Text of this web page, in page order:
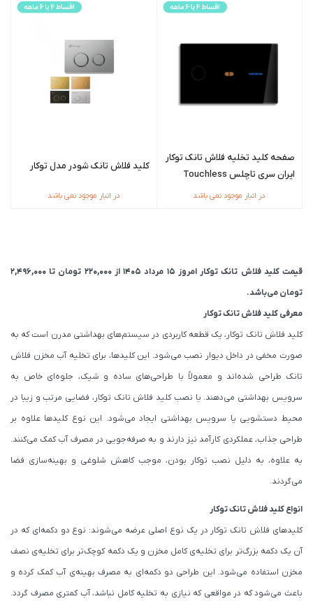
صفحه کلید تخلیه فلاش تانک توکار
ایران سری تاچلس Touchless
در انبار موجود نمی باشد
کلید فلاش تانک شودر مدل توکار
در انبار موجود نمی باشد
قیمت کلید فلاش تانک توکار امروز 15 مرداد 1405 از 220,000 تومان تا 2,496,000
تومانمی‌باشد.
معرفی کلید فلاش تانک توکار
کلید فلاش تانک توکار، یک قطعه کاربردی در سیستم‌های بهداشتی مدرن است که به
صورت مخفی در داخل دیوار نصب می‌شود. این کلیدها، برای تخلیه آب مخزن فلاش
تانک طراحی شده‌اند و معمولاً با طراحی‌های ساده و شیک، جلوه‌ای خاص به
سرویس بهداشتی می‌دهند. با نصب کلید فلاش تانک توکار، فضایی مرتب و زیبا در
محیط دستشویی یا سرویس بهداشتی ایجاد می‌شود. این نوع کلیدها علاوه بر
طراحی جذاب، عملکردی کارآمد نیز دارند و به صرفه‌جویی در مصرف آب کمک می‌کنند.
به علاوه، به دلیل نصب توکار بودن، موجب کاهش شلوغی و بهینه‌سازی فضا
می‌گردند.
انواع کلید فلاش تانک توکار
کلیدهای فلاش تانک توکار در یک نوع اصلی عرضه می‌شوند: نوع دو دکمه‌ای که در
آن یک دکمه بزرگ‌تر برای تخلیه‌ی کامل مخزن و یک دکمه کوچک‌تر برای تخلیه‌ی نصف
مخزن استفاده می‌شود. این طراحی دو دکمه‌ای به مصرف بهینه‌ی آب کمک کرده و
باعث می‌شود که در مواقعی که نیازی به تخلیه کامل نباشد، آب کمتری مصرف گردد.